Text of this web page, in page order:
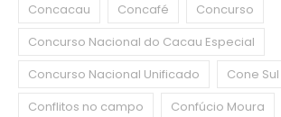
Concacau
Concafé
Concurso
Concurso Nacional do Cacau Especial
Concurso Nacional Unificado
Cone Sul
Conflitos no campo
Confúcio Moura